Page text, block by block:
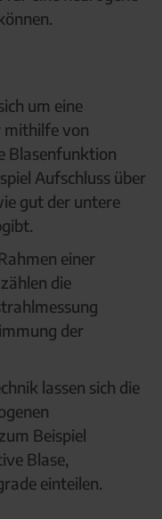
um eine
mithilfe von
Blasenfunktion
Aufschluss über
gut der untere
einer
die
der
lassen sich die
Beispiel
Blase,
einteilen.